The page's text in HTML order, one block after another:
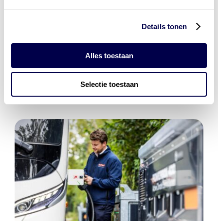
Details tonen
Alles toestaan
Selectie toestaan
Den Hartog Energies
bestaat uit vier divisies